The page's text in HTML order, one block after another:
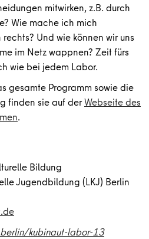
mitwirken, z.B. durch
Wie mache ich mich
Und wie können wir uns
im Netz wappnen? Zeit fürs
wie bei jedem Labor.
gesamte Programm sowie die
finden sie auf derWebseite des
.
Bildung
Jugendbildung (LKJ) Berlin
kubinaut-labor-13